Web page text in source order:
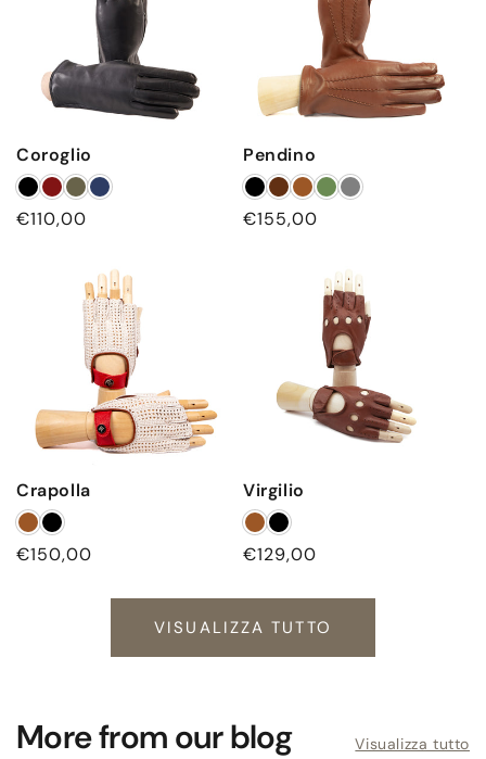
Coroglio
Prezzo
€110,00
Pendino
Prezzo
€155,00
Crapolla
Prezzo
€150,00
Virgilio
Prezzo
listino
€129,00
VISUALIZZA TUTTO
More from our blog Visualizza tutto